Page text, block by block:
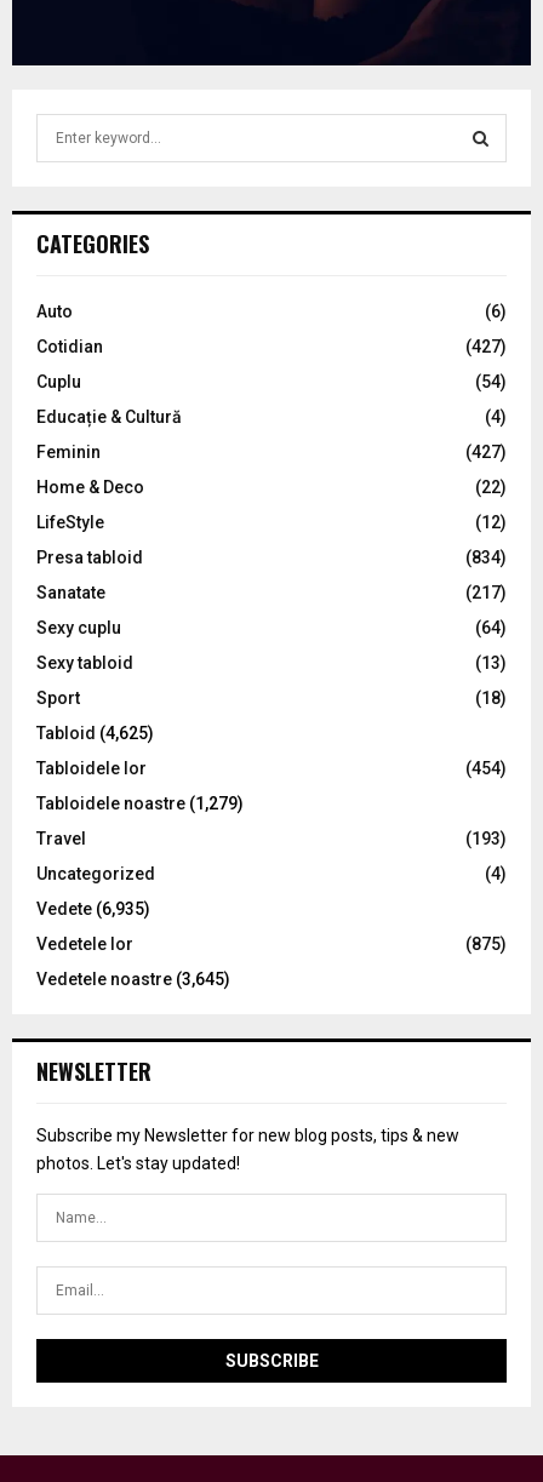
h
o
:
C
CATEGORIES
Auto
(6)
Cotidian
(427)
Cuplu
(54)
Educație & Cultură
(4)
Feminin
(427)
Home & Deco
(22)
LifeStyle
(12)
Presa tabloid
(834)
Sanatate
(217)
Sexy cuplu
(64)
Sexy tabloid
(13)
Sport
(18)
Tabloid (4,625)
Tabloidele lor
(454)
Tabloidele noastre (1,279)
Travel
(193)
Uncategorized
(4)
Vedete (6,935)
Vedetele lor
(875)
Vedetele noastre (3,645)
NEWSLETTER
Subscribe my Newsletter for new blog posts, tips & new
photos. Let's stay updated!